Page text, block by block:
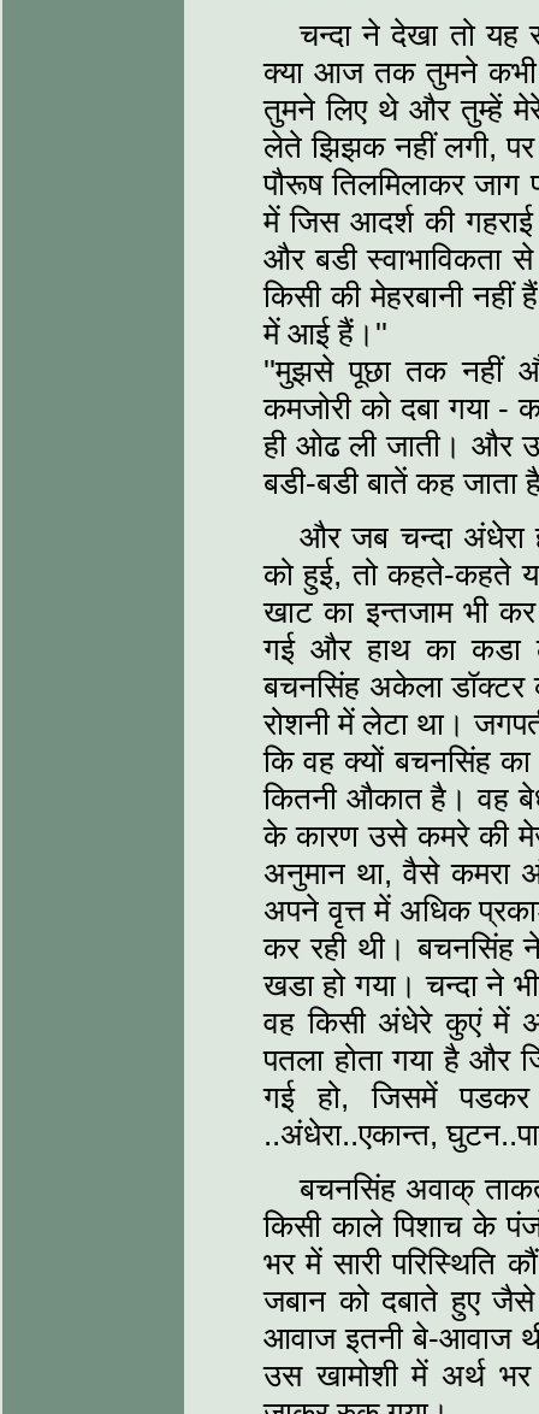
चन्दा ने देखा तो
क्या आज तक तुमने कभी
तुमने लिए थे और तुम्हें मेरे
लेते झिझक नहीं लगी,
पौरूष तिलमिलाकर
में जिस आदर्श की
और बडी स्वाभाविकता
किसी की मेहरबानी
में आई हैं।''
''मुझसे पूछा तक नहीं
कमजोरी को दबा गया -
ही ओढ ली जाती। और
बडी-बडी बातें कह जाता
और जब चन्दा अंधेरा
को हुई, तो कहते-कहते
खाट का इन्तजाम भी
गई और हाथ का कडा
बचनसिंह अकेला डॉक्टर
रोशनी में लेटा था।
कि वह क्यों बचनसिंह
कितनी औकात है। वह
के कारण उसे कमरे की
अनुमान था, वैसे कमरा
अपने वृत्त में अधिक
कर रही थी। बचनसिंह
खडा हो गया। चन्दा ने
वह किसी अंधेरे कुएं में
पतला होता गया है और
गई हो, जिसमें
..अंधेरा..एकान्त,
बचनसिंह अवाक्
किसी काले पिशाच के
भर में सारी
जबान को दबाते हुए जैसे
आवाज इतनी बे-आवाज
उस खामोशी में अर्थ